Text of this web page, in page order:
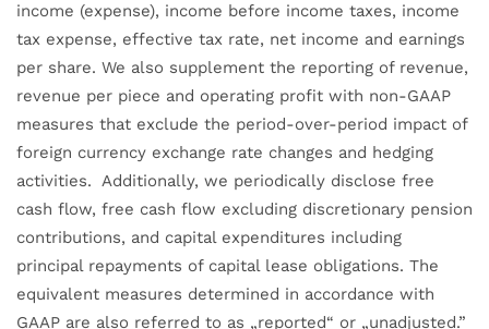
income (expense), income before income taxes, income
tax expense, effective tax rate, net income and earnings
per share. We also supplement the reporting of revenue,
revenue per piece and operating profit with non-GAAP
measures that exclude the period-over-period impact of
foreign currency exchange rate changes and hedging
activities. Additionally, we periodically disclose free
cash flow, free cash flow excluding discretionary pension
contributions, and capital expenditures including
principal repayments of capital lease obligations. The
equivalent measures determined in accordance with
GAAP are also referred to as „reported“ or „unadjusted.”